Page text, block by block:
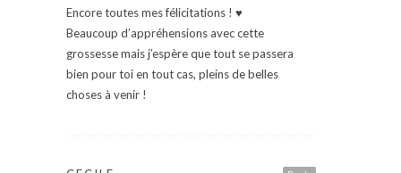
Encore toutes mes félicitations ! ♥️
Beaucoup d’appréhensions avec cette
grossesse mais j’espère que tout se passera
bien pour toi en tout cas, pleins de belles
choses à venir !